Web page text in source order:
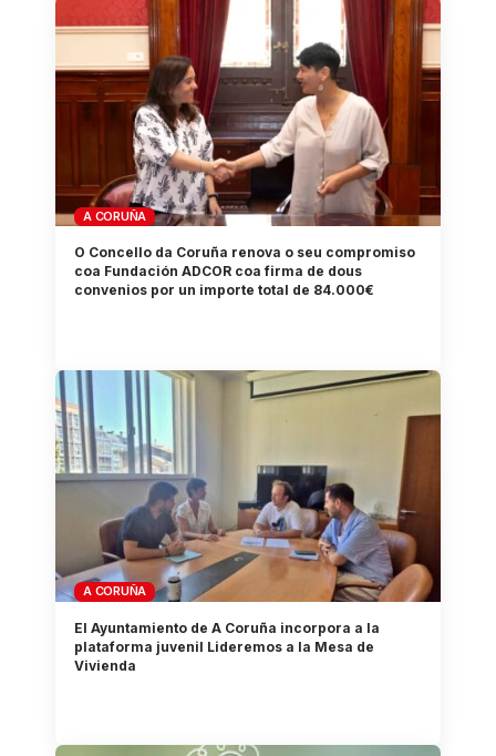
A CORUÑA
O Concello da Coruña renova o seu compromiso
coa Fundación ADCOR coa firma de dous
convenios por un importe total de 84.000€
A CORUÑA
El Ayuntamiento de A Coruña incorpora a la
plataforma juvenil Lideremos a la Mesa de
Vivienda